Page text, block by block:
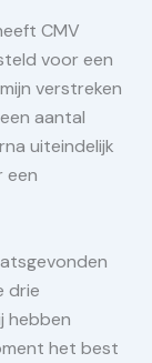
CMV
voor een
verstreken
aantal
uiteindelijk
een
drie
hebben
het best